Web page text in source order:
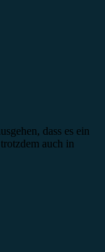
dass es ein
auch in